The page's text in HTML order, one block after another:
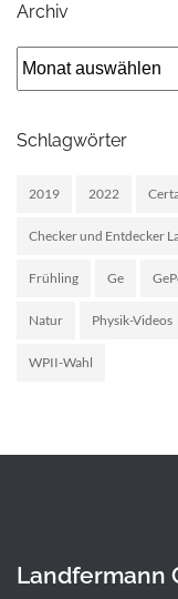
Archiv
Archiv
Schlagwörter
2019 2022
Checker und Entdecker
Frühling Ge
Natur Physik-Videos
WPII-Wahl
Landfermann